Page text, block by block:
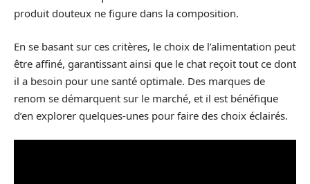
produit douteux ne figure dans la composition.
En se basant sur ces critères, le choix de l’alimentation peut
être affiné, garantissant ainsi que le chat reçoit tout ce dont
il a besoin pour une santé optimale. Des marques de
renom se démarquent sur le marché, et il est bénéfique
d’en explorer quelques-unes pour faire des choix éclairés.